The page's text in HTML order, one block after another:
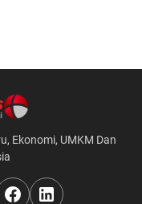
Ekonomi, UMKM Dan